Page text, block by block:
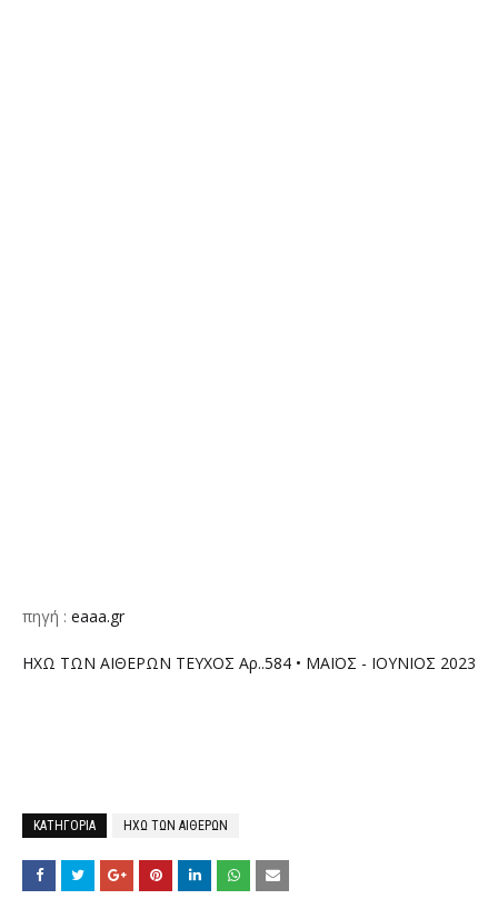
πηγή : eaaa.gr
ΗΧΩ ΤΩΝ ΑΙΘΕΡΩΝ ΤΕΥΧΟΣ Αρ..584 • ΜΑΪΟΣ - ΙΟΥΝΙΟΣ 2023
ΚΑΤΗΓΟΡΙΑ ΗΧΩ ΤΩΝ ΑΙΘΕΡΩΝ